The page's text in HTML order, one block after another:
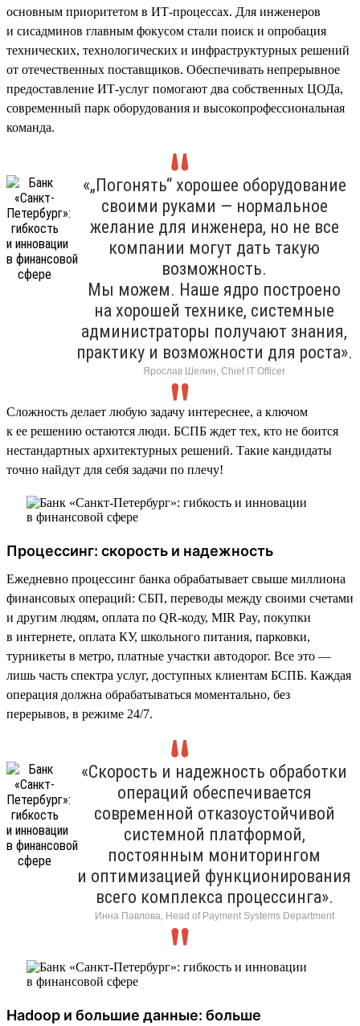
основным приоритетом в ИТ-процессах. Для инженеров
и сисадминов главным фокусом стали поиск и опробация
технических, технологических и инфраструктурных решений
от отечественных поставщиков. Обеспечивать непрерывное
предоставление ИТ-услуг помогают два собственных ЦОДа,
современный парк оборудования и высокопрофессиональная
команда.
«„Погонять“ хорошее оборудование
своими руками — нормальное
желание для инженера, но не все
компании могут дать такую
возможность.
Мы можем. Наше ядро построено
на хорошей технике, системные
администраторы получают знания,
практику и возможности для роста».
Ярослав Шелин, Chief IT Officer
Сложность делает любую задачу интереснее, а ключом
к ее решению остаются люди. БСПБ ждет тех, кто не боится
нестандартных архитектурных решений. Такие кандидаты
точно найдут для себя задачи по плечу!
Процессинг: скорость и надежность
Ежедневно процессинг банка обрабатывает свыше миллиона
финансовых операций: СБП, переводы между своими счетами
и другим людям, оплата по QR-коду, MIR Pay, покупки
в интернете, оплата КУ, школьного питания, парковки,
турникеты в метро, платные участки автодорог. Все это —
лишь часть спектра услуг, доступных клиентам БСПБ. Каждая
операция должна обрабатываться моментально, без
перерывов, в режиме 24/7.
«Скорость и надежность обработки
операций обеспечивается
современной отказоустойчивой
системной платформой,
постоянным мониторингом
и оптимизацией функционирования
всего комплекса процессинга».
Инна Павлова, Head of Payment Systems Department
Hadoop и большие данные: больше